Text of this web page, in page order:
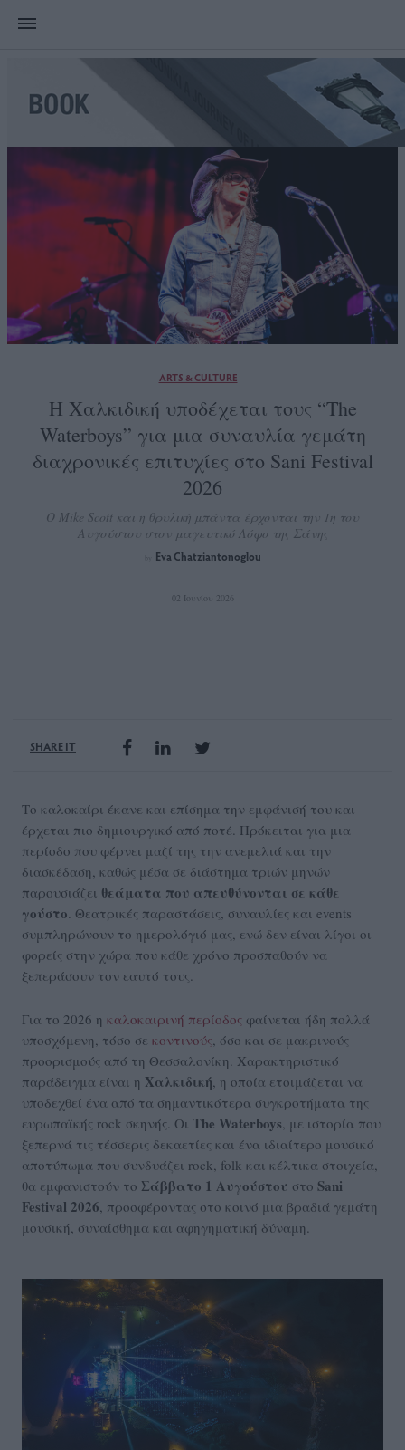
ARTS & CULTURE
Η Χαλκιδική υποδέχεται τους “The
Waterboys” για μια συναυλία γεμάτη
διαχρονικές επιτυχίες στο Sani Festival
2026
Ο Mike Scott και η θρυλική μπάντα έρχονται την 1η του
Αυγούστου στον μαγευτικό Λόφο της Σάνης
Eva Chatziantonoglou
02 Ιουνίου 2026
SHARE IT
Το καλοκαίρι έκανε και επίσημα την εμφάνισή του και
έρχεται πιο δημιουργικό από ποτέ. Πρόκειται για μια
περίοδο που φέρνει μαζί της την ανεμελιά και την
διασκέδαση, καθώς μέσα σε διάστημα τριών μηνών
παρουσιάζει θεάματα που απευθύνονται σε κάθε
γούστο. Θεατρικές παραστάσεις, συναυλίες και events
συμπληρώνουν το ημερολόγιό μας, ενώ δεν είναι λίγοι οι
φορείς στην χώρα που κάθε χρόνο προσπαθούν να
ξεπεράσουν τον εαυτό τους.
Για το 2026 η καλοκαιρινή περίοδος φαίνεται ήδη πολλά
υποσχόμενη, τόσο σε κοντινούς, όσο και σε μακρινούς
προορισμούς από τη Θεσσαλονίκη. Χαρακτηριστικό
παράδειγμα είναι η Χαλκιδική, η οποία ετοιμάζεται να
υποδεχθεί ένα από τα σημαντικότερα συγκροτήματα της
ευρωπαϊκής rock σκηνής. Οι The Waterboys, με ιστορία που
ξεπερνά τις τέσσερις δεκαετίες και ένα ιδιαίτερο μουσικό
αποτύπωμα που συνδυάζει rock, folk και κέλτικα στοιχεία,
θα εμφανιστούν το Σάββατο 1 Αυγούστου στο Sani
Festival 2026, προσφέροντας στο κοινό μια βραδιά γεμάτη
μουσική, συναίσθημα και αφηγηματική δύναμη.